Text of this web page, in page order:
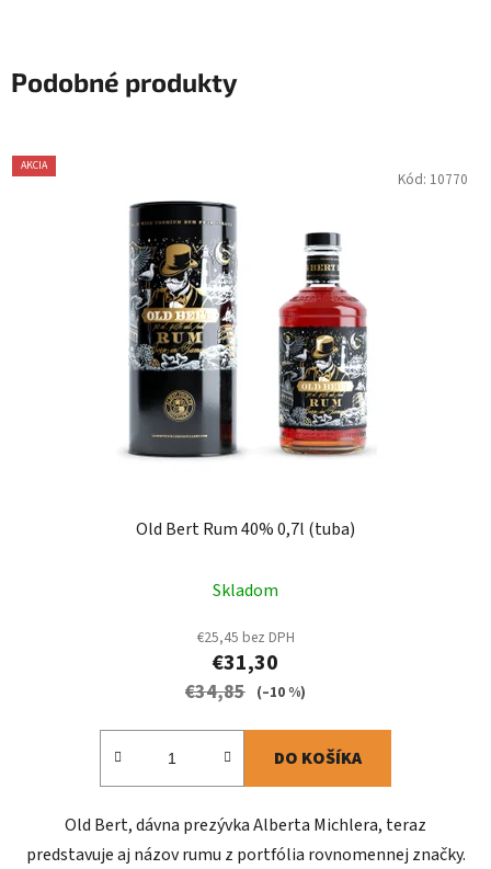
Podobné produkty
AKCIA
Old Bert Rum 40% 0,7l (tuba)
Skladom
€25,45 bez DPH
€31,30
€34,85 (–10 %)
DO KOŠÍKA
Old Bert, dávna prezývka Alberta Michlera, teraz
predstavuje aj názov rumu z portfólia rovnomennej značky.
Kód: 10770